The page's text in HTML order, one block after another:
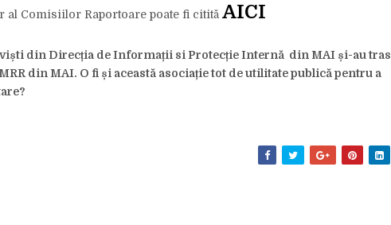
al Comisiilor Raportoare poate fi citită AICI
din Direcția de Informații si Protecție Internă din MAI și-au tras
din MAI. O fi și această asociație tot de utilitate publică pentru a